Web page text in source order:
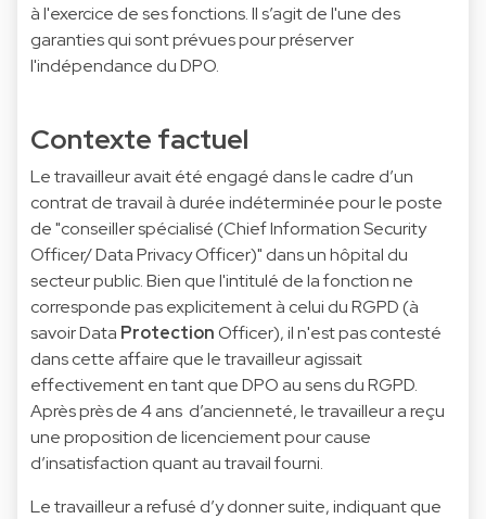
à l'exercice de ses fonctions. Il s’agit de l'une des
garanties qui sont prévues pour préserver
l'indépendance du DPO.
Contexte factuel
Le travailleur avait été engagé dans le cadre d’un
contrat de travail à durée indéterminée pour le poste
de "conseiller spécialisé (Chief Information Security
Officer/ Data Privacy Officer)" dans un hôpital du
secteur public. Bien que l'intitulé de la fonction ne
corresponde pas explicitement à celui du RGPD (à
savoir Data ProtectionOfficer), il n'est pas contesté
dans cette affaire que le travailleur agissait
effectivement en tant que DPO au sens du RGPD.
Après près de 4 ans d’ancienneté, le travailleur a reçu
une proposition de licenciement pour cause
d’insatisfaction quant au travail fourni.
Le travailleur a refusé d’y donner suite, indiquant que